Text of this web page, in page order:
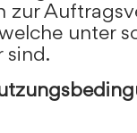
zur
unter
sind.